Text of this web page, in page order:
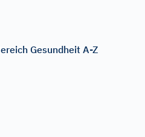
Gesundheit A-Z